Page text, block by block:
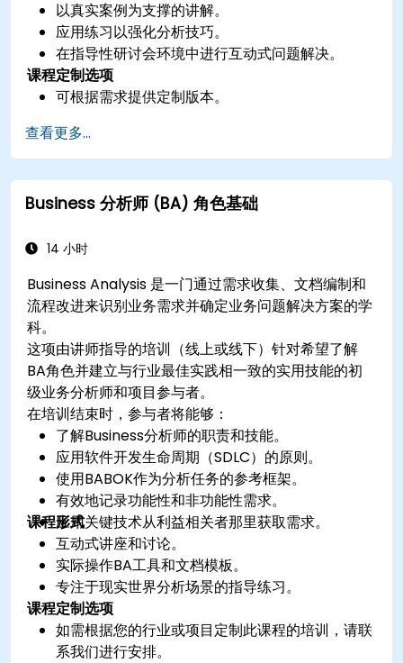
以真实案例为支撑的讲解。
应用练习以强化分析技巧。
在指导性研讨会环境中进行互动式问题解决。
课程定制选项
可根据需求提供定制版本。
查看更多...
Business 分析师 (BA) 角色基础
14 小时
Business Analysis 是一门通过需求收集、文档编制和
流程改进来识别业务需求并确定业务问题解决方案的学
科。
这项由讲师指导的培训（线上或线下）针对希望了解
BA角色并建立与行业最佳实践相一致的实用技能的初
级业务分析师和项目参与者。
在培训结束时，参与者将能够：
了解Business分析师的职责和技能。
应用软件开发生命周期（SDLC）的原则。
使用BABOK作为分析任务的参考框架。
有效地记录功能性和非功能性需求。
应用关键技术从利益相关者那里获取需求。
课程形式
互动式讲座和讨论。
实际操作BA工具和文档模板。
专注于现实世界分析场景的指导练习。
课程定制选项
如需根据您的行业或项目定制此课程的培训，请联
系我们进行安排。